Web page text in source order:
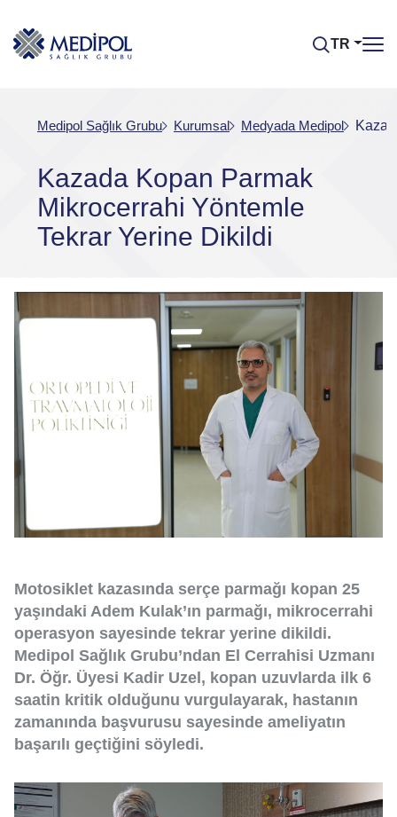
TR
Medipol Sağlık Grubu Kurumsal Medyada Medipol
Kazada Kopan Parmak
Mikrocerrahi Yöntemle
Tekrar Yerine Dikildi
Motosiklet kazasında serçe parmağı kopan 25
yaşındaki Adem Kulak’ın parmağı, mikrocerrahi
operasyon sayesinde tekrar yerine dikildi.
Medipol Sağlık Grubu’ndan El Cerrahisi Uzmanı
Dr. Öğr. Üyesi Kadir Uzel, kopan uzuvlarda ilk 6
saatin kritik olduğunu vurgulayarak, hastanın
zamanında başvurusu sayesinde ameliyatın
başarılı geçtiğini söyledi.